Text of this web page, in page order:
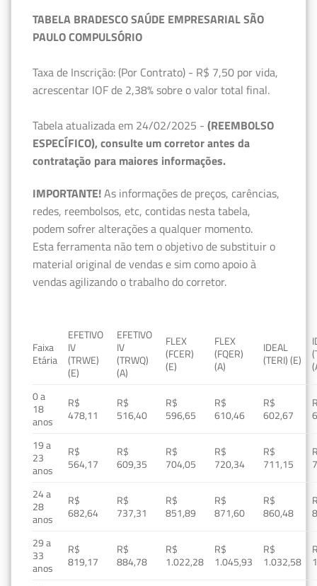
TABELA BRADESCO SAÚDE EMPRESARIAL SÃO
PAULO COMPULSÓRIO
Taxa de Inscrição: (Por Contrato) - R$ 7,50 por vida,
acrescentar IOF de 2,38% sobre o valor total final.
Tabela atualizada em 24/02/2025 - (REEMBOLSO
ESPECÍFICO), consulte um corretor antes da
contratação para maiores informações.
IMPORTANTE!As informações de preços, carências,
redes, reembolsos, etc, contidas nesta tabela,
podem sofrer alterações a qualquer momento.
Esta ferramenta não tem o objetivo de substituir o
material original de vendas e sim como apoio à
vendas agilizando o trabalho do corretor.
Faixa
Etária
EFETIVO
IV
(TRWE)
(E)
EFETIVO
IV
(TRWQ)
(A)
FLEX
(FCER)
(E)
FLEX
(FQER)
(A)
IDEAL
(TERI) (E)
0 a
18
anos
R$
478,11
R$
516,40
R$
596,65
R$
610,46
R$
602,67
19 a
23
anos
R$
564,17
R$
609,35
R$
704,05
R$
720,34
R$
711,15
24 a
28
anos
R$
682,64
R$
737,31
R$
851,89
R$
871,60
R$
860,48
29 a
33
anos
R$
819,17
R$
884,78
R$
1.022,28
R$
1.045,93
R$
1.032,58